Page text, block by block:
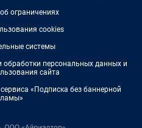
ограничениях
cookies
системы
персональных данных и
сайта
«Подписка без баннерной